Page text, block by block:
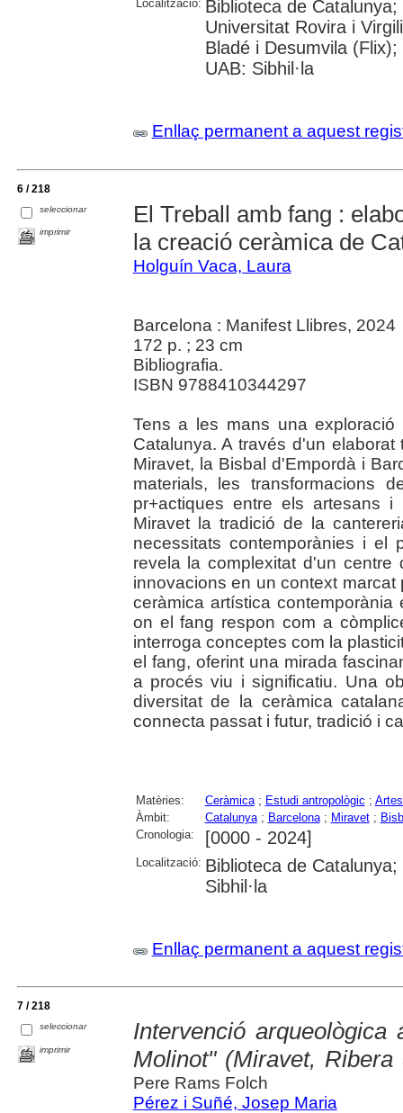
Localització: Biblioteca de
Universitat Rovira i
Bladé i Desumvila
UAB: Sibhil·la
Enllaç permanent a aquest
6 / 218
seleccionar
imprimir
El Treball amb fang :
la creació ceràmica de
Holguín Vaca, Laura
Barcelona : Manifest Llibres, 2024
172 p. ; 23 cm
Bibliografia.
ISBN 9788410344297
Tens a les mans una
Catalunya. A través d'un
Miravet, la Bisbal d'Empordà i
materials, les transformacions
pr+actiques entre els artesans
Miravet la tradició de la
necessitats contemporànies i el
revela la complexitat d'un
innovacions en un context
ceràmica artística
on el fang respon com a
interroga conceptes com la
el fang, oferint una mirada
a procés viu i significatiu. Una
diversitat de la ceràmica
connecta passat i futur, tradició i
Matèries: Ceràmica; Estudi antropològic ;
Àmbit:
Catalunya; Barcelona; Miravet;
Cronologia:
[0000 - 2024]
Localització: Biblioteca de
Sibhil·la
Enllaç permanent a aquest
7 / 218
seleccionar
imprimir
Intervenció
Molinot" (Miravet, Ribera
Pere Rams Folch
Pérez i Suñé, Josep Maria